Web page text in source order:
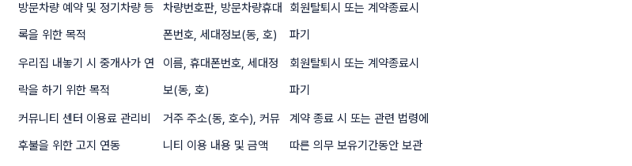
방문차량 예약 및 정기차량 등
록을 위한 목적
차량번호판, 방문차량휴대
폰번호, 세대정보(동, 호)
회원탈퇴시 또는 계약종료시
파기
우리집 내놓기 시 중개사가 연
락을 하기 위한 목적
이름, 휴대폰번호, 세대정
보(동, 호)
회원탈퇴시 또는 계약종료시
파기
커뮤니티 센터 이용료 관리비
후불을 위한 고지 연동
거주 주소(동, 호수), 커뮤
니티 이용 내용 및 금액
계약 종료 시 또는 관련 법령에
따른 의무 보유기간동안 보관